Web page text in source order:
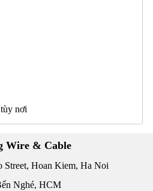
nơi
Wire & Cable
Hoan Kiem, Ha Noi
Nghé, HCM